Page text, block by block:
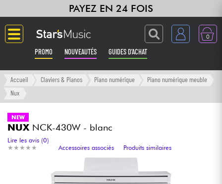
PAYEZ EN 24 FOIS
0
PROMO NOUVEAUTÉS GUIDES D'ACHAT
Langue
Amplis & Effets
Claviers & Pianos
Synthés & Sampleurs
Accueil Claviers & Pianos Piano numérique
Piano numérique meuble
Nux
NEW
NUX NCK-430W - blanc
★ ★ ★ ★ ★
★ ★ ★ ★ ★
Lire les avis (0)
Accessoires associés
Produits similaires